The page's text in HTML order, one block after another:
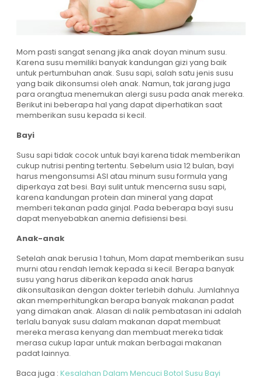
Mom pasti sangat senang jika anak doyan minum susu.
Karena susu memiliki banyak kandungan gizi yang baik
untuk pertumbuhan anak. Susu sapi, salah satu jenis susu
yang baik dikonsumsi oleh anak. Namun, tak jarang juga
para orangtua menemukan alergi susu pada anak mereka.
Berikut ini beberapa hal yang dapat diperhatikan saat
memberikan susu kepada si kecil.
Bayi
Susu sapi tidak cocok untuk bayi karena tidak memberikan
cukup nutrisi penting tertentu. Sebelum usia 12 bulan, bayi
harus mengonsumsi ASI atau minum susu formula yang
diperkaya zat besi. Bayi sulit untuk mencerna susu sapi,
karena kandungan protein dan mineral yang dapat
memberi tekanan pada ginjal. Pada beberapa bayi susu
dapat menyebabkan anemia defisiensi besi.
Anak-anak
Setelah anak berusia 1 tahun, Mom dapat memberikan susu
murni atau rendah lemak kepada si kecil. Berapa banyak
susu yang harus diberikan kepada anak harus
dikonsultasikan dengan dokter terlebih dahulu. Jumlahnya
akan memperhitungkan berapa banyak makanan padat
yang dimakan anak. Alasan di nalik pembatasan ini adalah
terlalu banyak susu dalam makanan dapat membuat
mereka merasa kenyang dan membuat mereka tidak
merasa cukup lapar untuk makan berbagai makanan
padat lainnya.
Baca juga : Kesalahan Dalam Mencuci Botol Susu Bayi